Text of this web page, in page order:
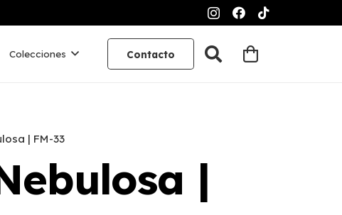
Colecciones Contacto
| FM-33
|